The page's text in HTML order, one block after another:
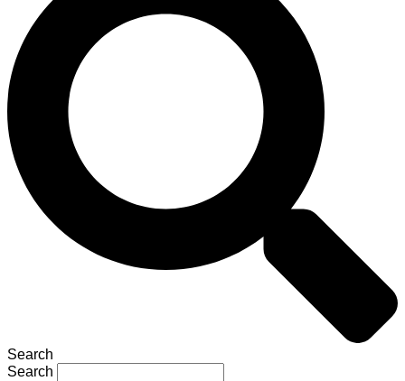
Search
Search